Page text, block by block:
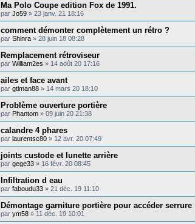
Ma Polo Coupe edition Fox de 1991.
par Jo59 » 23 janv. 21 18:16
comment démonter complètement un rétro ?
par Shinra » 28 juin 18 08:28
Remplacement rétroviseur
par William2es » 14 août 20 17:16
ailes et face avant
par gtiman88 » 14 mars 20 18:10
Problème ouverture portière
par Phantom » 09 juin 20 21:38
calandre 4 phares
par laurentsc80 » 12 avr. 20 07:49
joints custode et lunette arrière
par gege33 » 16 févr. 20 08:45
Infiltration d eau
par faboudu33 » 21 déc. 19 11:10
Démontage garniture portière pour accéder serrure
par ym58 » 11 déc. 19 10:01